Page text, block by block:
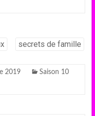
secrets de famille
2019 Saison 10